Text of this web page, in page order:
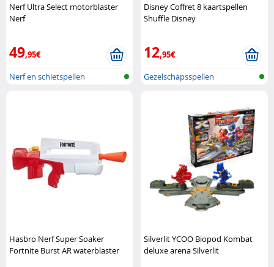
Nerf Ultra Select motorblaster
Nerf
49,95€
Nerf en schietspellen
Disney Coffret 8 kaartspellen
Shuffle Disney
12,95€
Gezelschapsspellen
Hasbro Nerf Super Soaker
Fortnite Burst AR waterblaster
Silverlit YCOO Biopod Kombat
deluxe arena Silverlit